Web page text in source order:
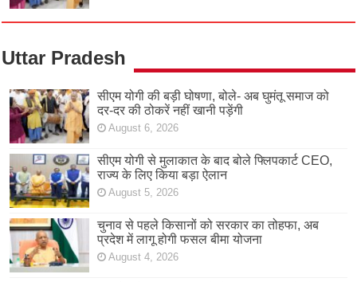
Uttar Pradesh
सीएम योगी की बड़ी घोषणा, बोले- अब घुमंतू समाज को
दर-दर की ठोकरें नहीं खानी पड़ेंगी
August 6, 2026
सीएम योगी से मुलाकात के बाद बोले फ्लिपकार्ट CEO,
राज्य के लिए किया बड़ा ऐलान
August 5, 2026
चुनाव से पहले किसानों को सरकार का तोहफा, अब
प्रदेश में लागू होगी फसल बीमा योजना
August 4, 2026